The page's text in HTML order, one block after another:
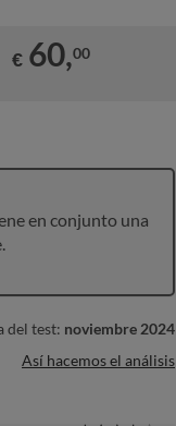
€ 60,00
en conjunto una
del test: noviembre 2024
Así hacemos el análisis